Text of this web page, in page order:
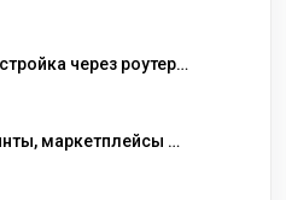
через роутер/
маркетплейсы и